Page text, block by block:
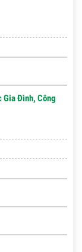
Gia Đình, Công